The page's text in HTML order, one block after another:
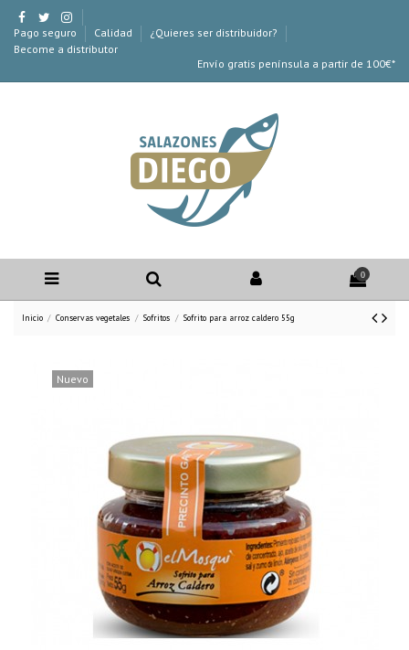
Pago seguro Calidad
¿Quieres ser distribuidor?
Become a distributor
Envío gratis península a partir de 100€*
0
Inicio Conservas vegetales Sofritos Sofrito para arroz caldero 55g
Nuevo